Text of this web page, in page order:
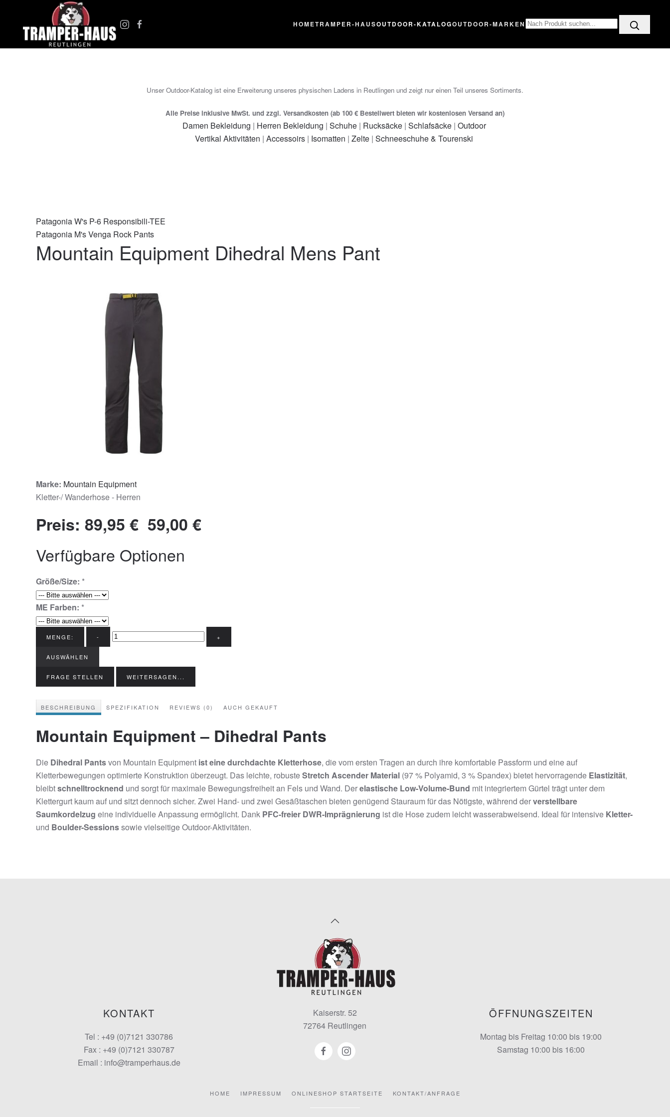
Zum Hauptinhalt springen HOMETRAMPER-HAUSOUTDOOR-KATALOGOUTDOOR-MARKEN
Unser Outdoor-Katalog ist eine Erweiterung unseres physischen Ladens in Reutlingen und zeigt nur einen Teil unseres Sortiments.
Alle Preise inklusive MwSt. und zzgl. Versandkosten (ab 100 € Bestellwert bieten wir kostenlosen Versand an)
Damen Bekleidung | Herren Bekleidung | Schuhe| Rucksäcke| Schlafsäcke| Outdoor
Vertikal Aktivitäten | Accessoirs | Isomatten | Zelte | Schneeschuhe & Tourenski
Patagonia W's P-6 Responsibili-TEE
Patagonia M's Venga Rock Pants
Mountain Equipment Dihedral Mens Pant
Marke: Mountain Equipment
Kletter-/ Wanderhose - Herren
Preis: 89,95 € 59,00 €
Verfügbare Optionen
Größe/Size: *
ME Farben: *
MENGE: - +
AUSWÄHLEN
FRAGE STELLEN WEITERSAGEN...
BESCHREIBUNG SPEZIFIKATION REVIEWS (0) AUCH GEKAUFT
Mountain Equipment – Dihedral Pants
Die Dihedral Pantsvon Mountain Equipment ist eine durchdachte Kletterhose, die vom ersten Tragen an durch ihre komfortable Passform und eine auf
Kletterbewegungen optimierte Konstruktion überzeugt. Das leichte, robusteStretch Ascender Material (97 % Polyamid, 3 % Spandex) bietet hervorragende Elastizität,
bleibtschnelltrocknend und sorgt für maximale Bewegungsfreiheit an Fels und Wand. Derelastische Low-Volume-Bund mit integriertem Gürtel trägt unter dem
Klettergurt kaum auf und sitzt dennoch sicher. Zwei Hand- und zwei Gesäßtaschen bieten genügend Stauraum für das Nötigste, während derverstellbare
Saumkordelzug eine individuelle Anpassung ermöglicht. Dank PFC-freier DWR-Imprägnierung ist die Hose zudem leicht wasserabweisend. Ideal für intensive Kletter-
und Boulder-Sessionssowie vielseitige Outdoor-Aktivitäten.
KONTAKT
Tel : +49 (0)7121 330786
Fax : +49 (0)7121 330787
Email : info@tramperhaus.de
Kaiserstr. 52
72764 Reutlingen
ÖFFNUNGSZEITEN
Montag bis Freitag 10:00 bis 19:00
Samstag 10:00 bis 16:00
HOME IMPRESSUM ONLINESHOP STARTSEITE KONTAKT/ANFRAGE